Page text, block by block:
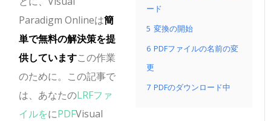
ード
5 変換の開始
6 PDFファイルの名前の変
更
7 PDFのダウンロード中
Paradigm Onlineは簡
単で無料の解決策を提
供していますこの作業
のために。この記事で
は、あなたのLRFファ
イルをにPDFVisual